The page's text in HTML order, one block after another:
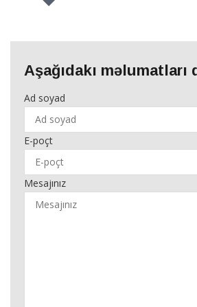
Aşağıdakı məlumatları
Ad soyad
E-poçt
Mesajınız